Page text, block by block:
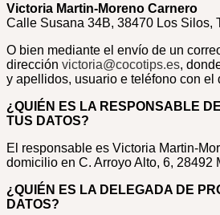
Victoria Martin-Moreno Carnero
Calle Susana 34B, 38470 Los Silos,
O bien mediante el envío de un
dirección victoria@cocotips.es,
y apellidos, usuario e teléfono con el
¿QUIÉN ES LA RESPONSABLE
TUS DATOS?
El responsable es Victoria Martin-
domicilio en C. Arroyo Alto, 6, 28492
¿QUIÉN ES LA DELEGADA DE
DATOS?